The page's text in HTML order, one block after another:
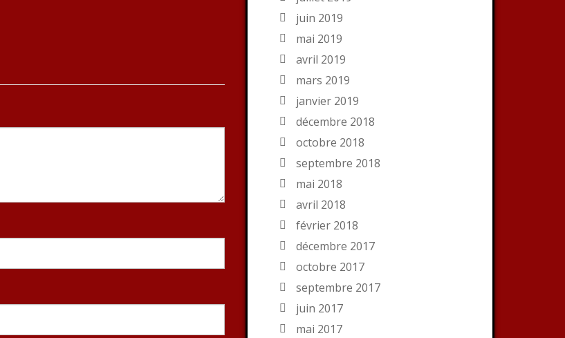
juin 2019
mai 2019
avril 2019
mars 2019
janvier 2019
décembre 2018
octobre 2018
septembre 2018
mai 2018
avril 2018
février 2018
décembre 2017
octobre 2017
septembre 2017
juin 2017
mai 2017